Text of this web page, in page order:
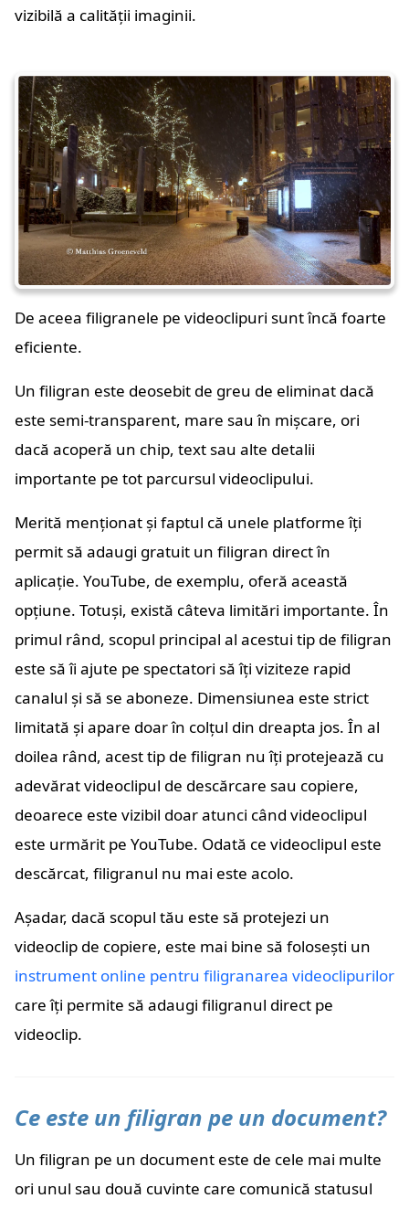
vizibilă a calității imaginii.
De aceea filigranele pe videoclipuri sunt încă foarte
eficiente.
Un filigran este deosebit de greu de eliminat dacă
este semi-transparent, mare sau în mișcare, ori
dacă acoperă un chip, text sau alte detalii
importante pe tot parcursul videoclipului.
Merită menționat și faptul că unele platforme îți
permit să adaugi gratuit un filigran direct în
aplicație. YouTube, de exemplu, oferă această
opțiune. Totuși, există câteva limitări importante. În
primul rând, scopul principal al acestui tip de filigran
este să îi ajute pe spectatori să îți viziteze rapid
canalul și să se aboneze. Dimensiunea este strict
limitată și apare doar în colțul din dreapta jos. În al
doilea rând, acest tip de filigran nu îți protejează cu
adevărat videoclipul de descărcare sau copiere,
deoarece este vizibil doar atunci când videoclipul
este urmărit pe YouTube. Odată ce videoclipul este
descărcat, filigranul nu mai este acolo.
Așadar, dacă scopul tău este să protejezi un
videoclip de copiere, este mai bine să folosești un
instrument online pentru filigranarea videoclipurilor
care îți permite să adaugi filigranul direct pe
videoclip.
Ce este un filigran pe un document?
Un filigran pe un document este de cele mai multe
ori unul sau două cuvinte care comunică statusul